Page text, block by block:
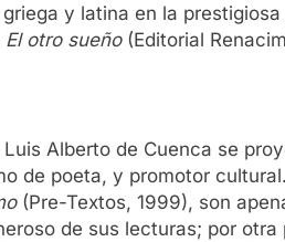
y latina en la
El otro sueño(Editorial
Alberto de Cuenca se
de poeta, y promotor
(Pre-Textos, 1999), son
de sus lecturas; por otra